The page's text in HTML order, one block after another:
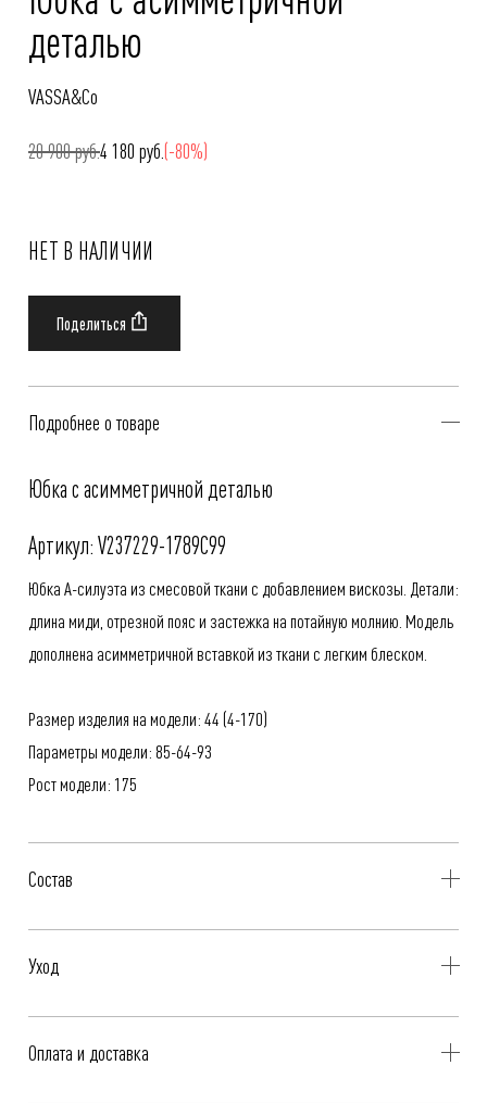
деталью
VASSA&Co
20 900 руб.4 180 руб.(-80%)
НЕТ В НАЛИЧИИ
Подробнее о товаре
Юбка с асимметричной деталью
Артикул: V237229-1789C99
Юбка А-силуэта из смесовой ткани с добавлением вискозы. Детали:
длина миди, отрезной пояс и застежка на потайную молнию. Модель
дополнена асимметричной вставкой из ткани с легким блеском.
Размер изделия на модели: 44 (4-170)
Параметры модели: 85-64-93
Рост модели: 175
Состав
Уход
- Не стирать, не отбеливать, не отжимать
Оплата и доставка